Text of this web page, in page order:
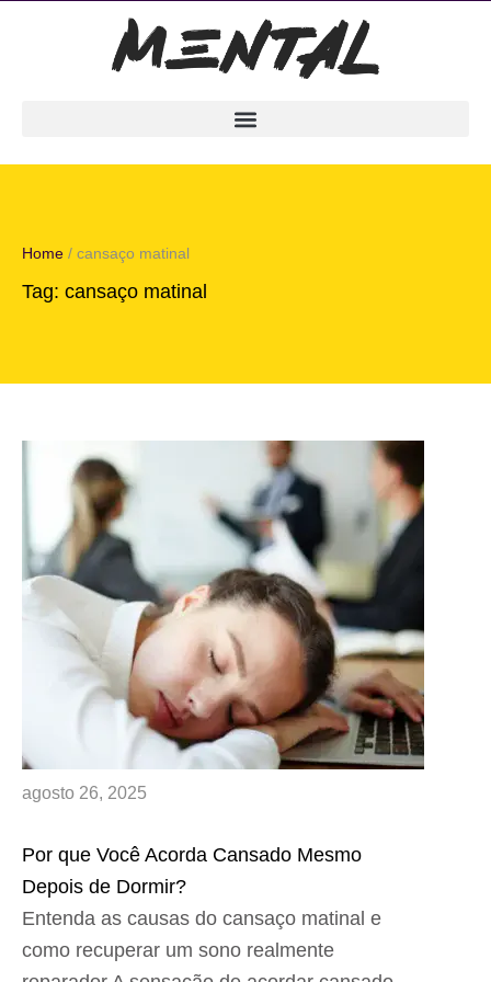
Home / cansaço matinal
Tag: cansaço matinal
agosto 26, 2025
Por que Você Acorda Cansado Mesmo
Depois de Dormir?
Entenda as causas do cansaço matinal e
como recuperar um sono realmente